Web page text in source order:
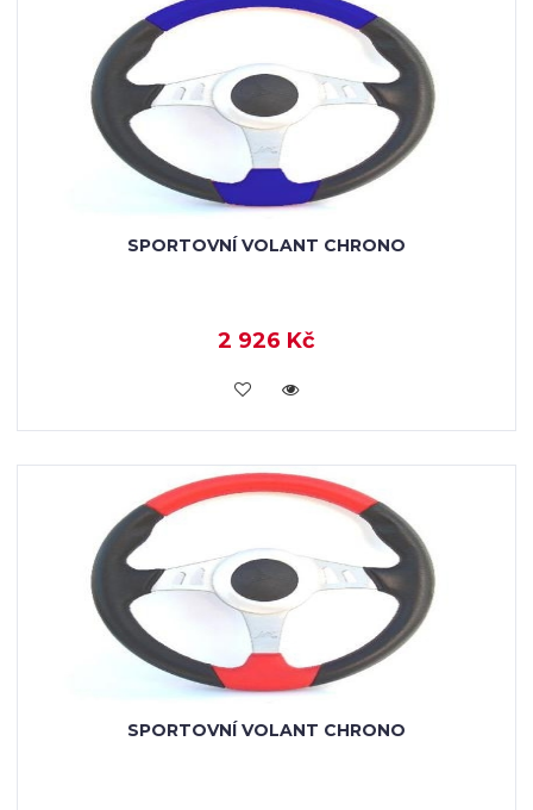
SPORTOVNÍ VOLANT CHRONO
2 926 Kč
VLOŽIT DO KOŠÍKU
SPORTOVNÍ VOLANT CHRONO